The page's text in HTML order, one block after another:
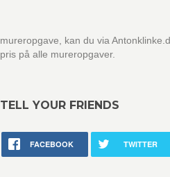
mureropgave, kan du via
pris på alle mureropgaver.
TELL YOUR FRIENDS
FACEBOOK TWITTER